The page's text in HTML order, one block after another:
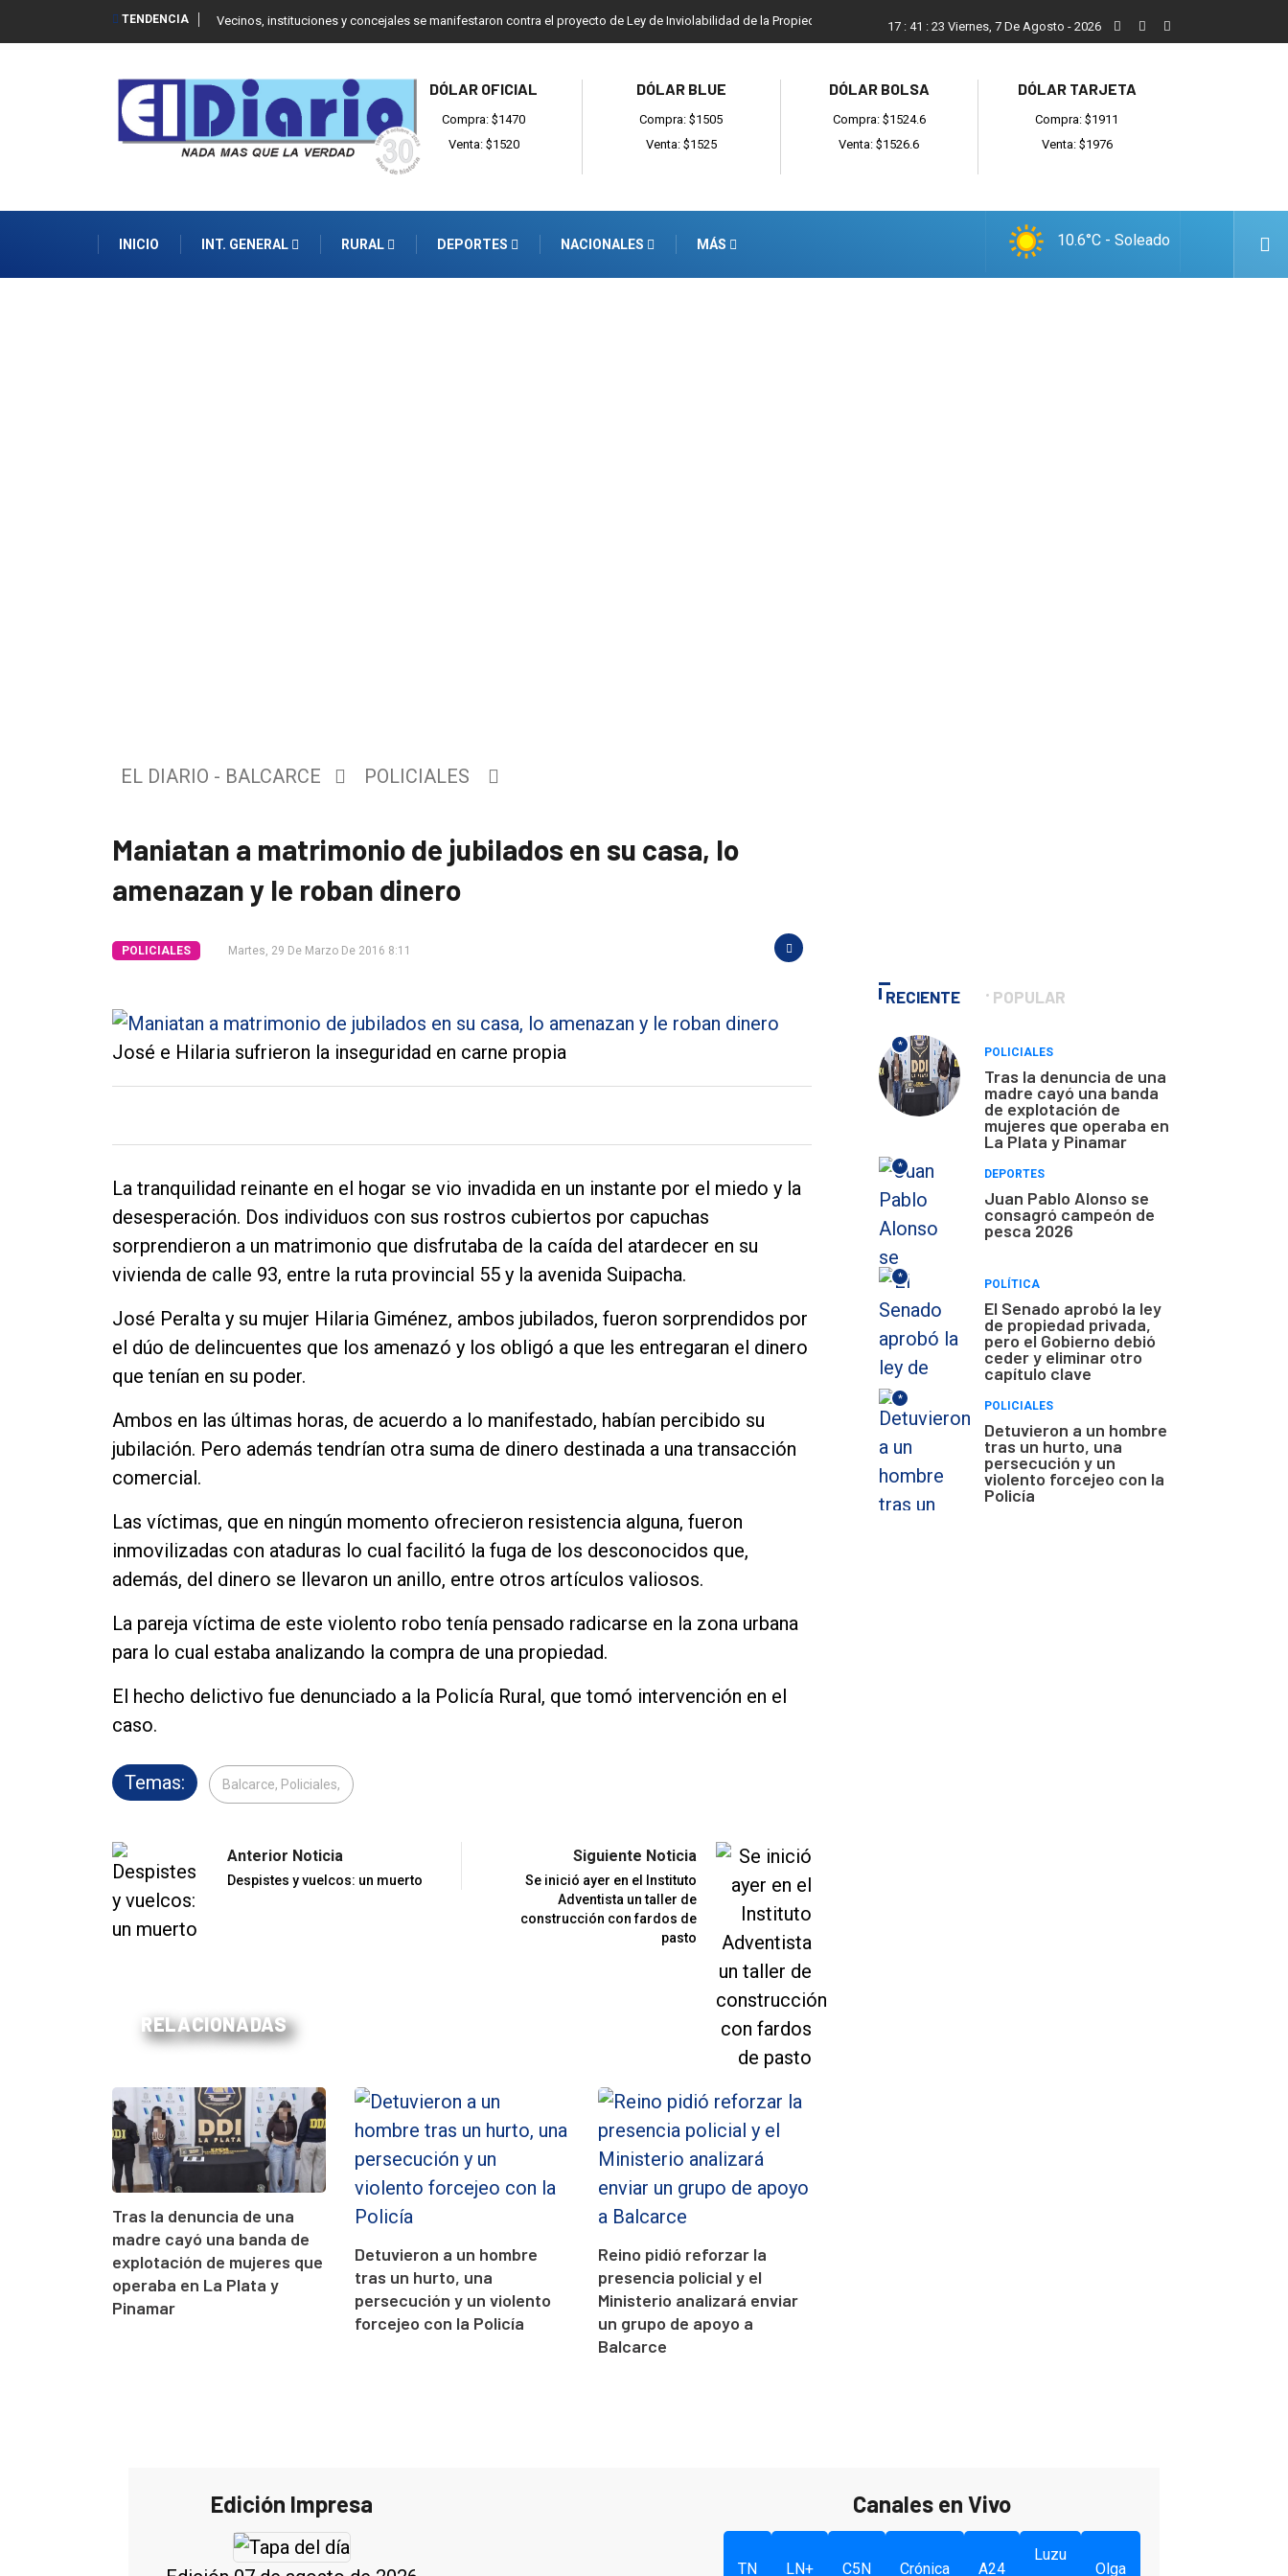
TENDENCIA Vecinos, instituciones y concejales se manifestaron contra el proyecto de Ley de Inviolabilidad de la Propiedad Privada Reino recibió a instituciones y confirmó gestiones para
17 : 41 : 24 Viernes, 7 De Agosto - 2026
DÓLAR OFICIAL
Compra: $1470
Venta: $1520
DÓLAR BLUE
Compra: $1505
Venta: $1525
DÓLAR BOLSA
Compra: $1524.6
Venta: $1526.6
DÓLAR TARJETA
Compra: $1911
Venta: $1976
INICIO INT. GENERAL RURAL DEPORTES NACIONALES MÁS 10.6°C - Soleado
Tendencia
Entrevistas
Nosotros
EL DIARIO - BALCARCE POLICIALES
Maniatan a matrimonio de jubilados en su casa, lo
amenazan y le roban dinero
POLICIALES Martes, 29 De Marzo De 2016 8:11
José e Hilaria sufrieron la inseguridad en carne propia
La tranquilidad reinante en el hogar se vio invadida en un instante por el miedo y la
desesperación. Dos individuos con sus rostros cubiertos por capuchas
sorprendieron a un matrimonio que disfrutaba de la caída del atardecer en su
vivienda de calle 93, entre la ruta provincial 55 y la avenida Suipacha.
José Peralta y su mujer Hilaria Giménez, ambos jubilados, fueron sorprendidos por
el dúo de delincuentes que los amenazó y los obligó a que les entregaran el dinero
que tenían en su poder.
Ambos en las últimas horas, de acuerdo a lo manifestado, habían percibido su
jubilación. Pero además tendrían otra suma de dinero destinada a una transacción
comercial.
Las víctimas, que en ningún momento ofrecieron resistencia alguna, fueron
inmovilizadas con ataduras lo cual facilitó la fuga de los desconocidos que,
además, del dinero se llevaron un anillo, entre otros artículos valiosos.
La pareja víctima de este violento robo tenía pensado radicarse en la zona urbana
para lo cual estaba analizando la compra de una propiedad.
El hecho delictivo fue denunciado a la Policía Rural, que tomó intervención en el
caso.
Temas: Balcarce, Policiales,
Anterior Noticia
Despistes y vuelcos: un muerto
Siguiente Noticia
Se inició ayer en el Instituto
Adventista un taller de
construcción con fardos de
pasto
RELACIONADAS
Tras la denuncia de una
madre cayó una banda de
explotación de mujeres que
operaba en La Plata y
Pinamar
Detuvieron a un hombre
tras un hurto, una
persecución y un violento
forcejeo con la Policía
Reino pidió reforzar la
presencia policial y el
Ministerio analizará enviar
un grupo de apoyo a
Balcarce
RECIENTE POPULAR
*
POLICIALES
Tras la denuncia de una
madre cayó una banda
de explotación de
mujeres que operaba en
La Plata y Pinamar
*
DEPORTES
Juan Pablo Alonso se
consagró campeón de
pesca 2026
*
POLÍTICA
El Senado aprobó la ley
de propiedad privada,
pero el Gobierno debió
ceder y eliminar otro
capítulo clave
*
POLICIALES
Detuvieron a un hombre
tras un hurto, una
persecución y un
violento forcejeo con la
Policía
Edición Impresa Canales en Vivo
TN LN+ C5N Crónica A24
Luzu
Olga